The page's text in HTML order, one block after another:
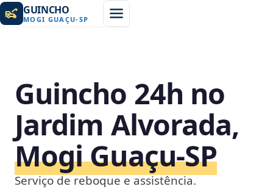
GUINCHO
MOGI GUAÇU-SP
Guincho 24h no
Jardim Alvorada,
Mogi Guaçu‑SP
Serviço de reboque e assistência.